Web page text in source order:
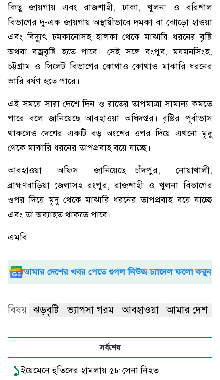
কিছু জায়গায় এবং রাজশাহী, ঢাকা, খুলনা ও বরিশাল
বিভাগের দু-এক জায়গায় অস্থায়ীভাবে দমকা বা ঝোড়ো হাওয়া
এবং বিদ্যুৎ চমকানোসহ হালকা থেকে মাঝারি ধরনের বৃষ্টি
অথবা বজ্রবৃষ্টি হতে পারে। সেই সঙ্গে রংপুর, ময়মনসিংহ,
চট্টগ্রাম ও সিলেট বিভাগের কোথাও কোথাও মাঝারি ধরনের
ভারি বর্ষণ হতে পারে।
এই সময়ে সারা দেশে দিন ও রাতের তাপমাত্রা সামান্য কমতে
পারে বলে জানিয়েছে আবহাওয়া অধিদপ্তর। বৃষ্টির পূর্বাভাস
থাকলেও দেশের একটি বড় অংশের ওপর দিয়ে এখনো মৃদু
থেকে মাঝারি ধরনের তাপপ্রবাহ বয়ে যাচ্ছে।
আবহাওয়া অফিস জানিয়েছে—চাঁদপুর, নোয়াখালী,
ব্রাহ্মণবাড়িয়া জেলাসহ রংপুর, রাজশাহী ও খুলনা বিভাগের
ওপর দিয়ে মৃদু থেকে মাঝারি ধরনের তাপপ্রবাহ বয়ে যাচ্ছে
এবং তা অব্যাহত থাকতে পারে।
এমবি
আমার দেশের খবর পেতে গুগল নিউজ চ্যানেল ফলো করুন
বিষয়: ঝড়বৃষ্টি ভ্যাপসা গরম আবহাওয়া আমার দেশ
সর্বশেষ
১ইয়েমেনে হুতিদের হামলায় ৫৮ সেনা নিহত